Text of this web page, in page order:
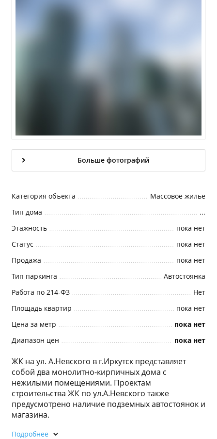
Больше фотографий
Категория объекта
Массовое жилье
Тип дома
...
Этажность
пока нет
Статус
пока нет
Продажа
пока нет
Тип паркинга
Автостоянка
Работа по 214-ФЗ
Нет
Площадь квартир
пока нет
Цена за метр
пока нет
Диапазон цен
пока нет
ЖК на ул. А.Невского в г.Иркутск представляет
собой два монолитно-кирпичных дома с
нежилыми помещениями. Проектам
строительства ЖК по ул.А.Невского также
предусмотрено наличие подземных автостоянок и
магазина.
Подробнее